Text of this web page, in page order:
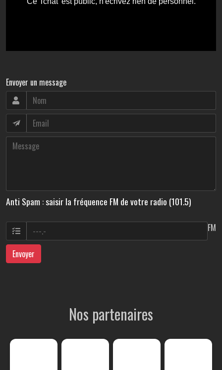
Envoyer un message
Anti Spam : saisir la fréquence FM de votre radio (101.5)
FM
Envoyer
Nos partenaires